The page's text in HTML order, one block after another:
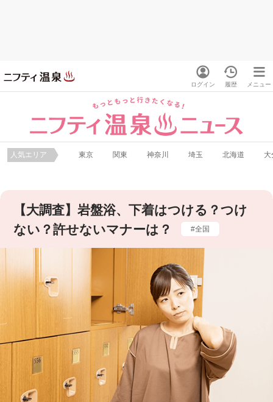
ログイン 履歴 メニュー
人気エリア 東京 関東 神奈川 埼玉 北海道 大
【大調査】岩盤浴、下着はつける？つけ
ない？許せないマナーは？
全国